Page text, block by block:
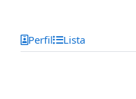
Perfil Lista